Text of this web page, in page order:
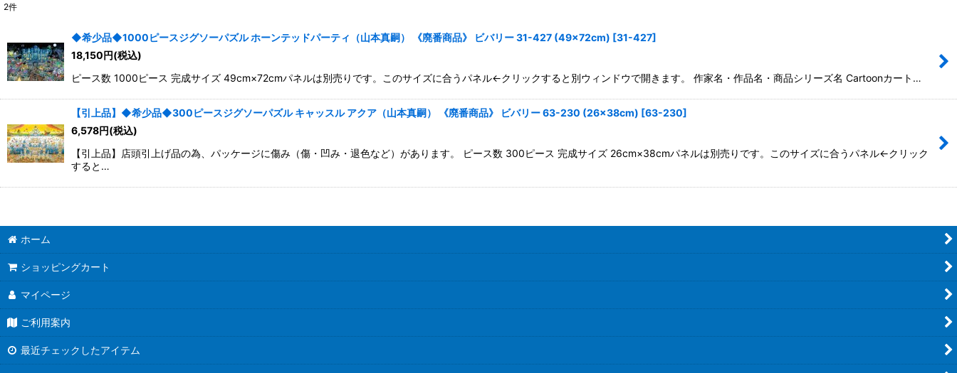
並び順:
絞り込む
2件
◆希少品◆1000ピースジグソーパズル ホーンテッドパーティ（山本真嗣） 《廃番商品》 ビバリー 31-427 (49×72cm) [31-427]
18,150円(税込)
ピース数 1000ピース 完成サイズ 49cm×72cmパネルは別売りです。このサイズに合うパネル←クリックすると別ウィンドウで開きます。 作家名・作品名・商品シリーズ名 Cartoonカート…
【引上品】◆希少品◆300ピースジグソーパズル キャッスル アクア（山本真嗣） 《廃番商品》 ビバリー 63-230 (26×38cm) [63-230]
6,578円(税込)
【引上品】店頭引上げ品の為、パッケージに傷み（傷・凹み・退色など）があります。 ピース数 300ピース 完成サイズ 26cm×38cmパネルは別売りです。このサイズに合うパネル←クリック
すると…
ホーム
ショッピングカート
マイページ
ご利用案内
最近チェックしたアイテム